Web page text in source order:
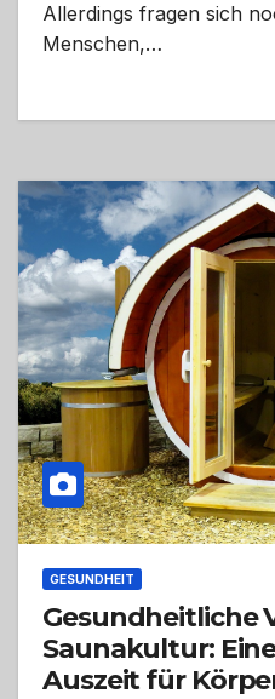
Allerdings fragen sich
Menschen,…
GESUNDHEIT
Gesundheitliche
Saunakultur:
Auszeit für